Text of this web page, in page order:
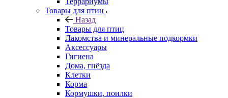
Товары для птиц
Назад
Товары для птиц
Лакомства и минеральные подкормки
Аксессуары
Гигиена
Дома, гнёзда
Клетки
Корма
Кормушки, поилки